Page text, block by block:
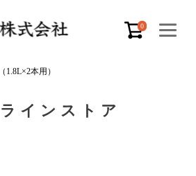
0
本用）
インストア